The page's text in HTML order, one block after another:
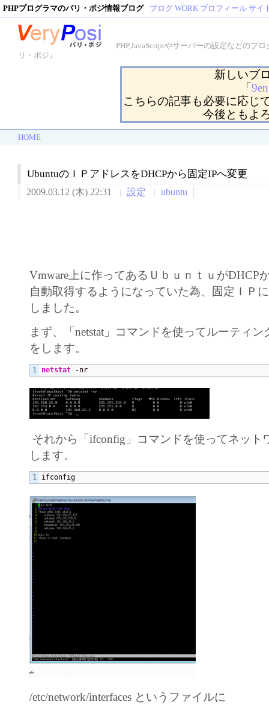
PHPプログラマのバリ・ポジ情報ブログ ブログ WORK プロフィール サイ
PHP,JavaScriptやサーバーの設定などのプ
リ・ポジ』
新しいブ
「
こちらの記事も必要に応じ
今後ともよ
HOME
UbuntuのＩＰアドレスをDHCPから固定IPへ変更
2009.03.12 (木) 22:31 設定 ubuntu
Vmware上に作ってあるＵｂｕｎｔｕがDHCP
自動取得するようになっていた為、固定ＩＰ
しました。
まず、「netstat」コマンドを使ってルーティ
をします。
netstat -nr
それから「ifconfig」コマンドを使ってネット
します。
ifconfig
/etc/network/interfaces というファイルに